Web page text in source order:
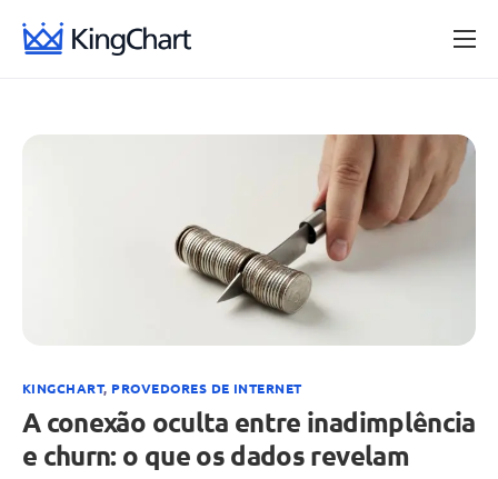
KINGCHART, PROVEDORES DE INTERNET
A conexão oculta entre inadimplência
e churn: o que os dados revelam